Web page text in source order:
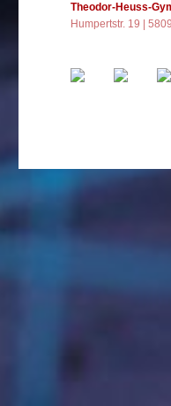
Theodor-Heuss-
Humpertstr. 19 |